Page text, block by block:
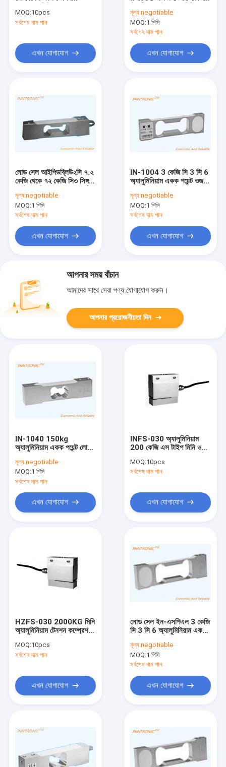
পণ্য
আমাদের সম্পর্কে
সেন্সর জন্য ঢালাই মেশিন 5-
10V
MOQ:10pcs
সর্বশেষ দাম পান
এখন যোগাযোগ
ওয়েট ফোর্স সেন্সর 2mv/v C3
C6 কাউন্টিং স্কেলের জন্য
IP67
মূল্য:negotiable
MOQ:1 পিসি
সর্বশেষ দাম পান
এখন যোগাযোগ
লোড সেল আইপিডব্লিউ২সি ৭.২
কেজি থেকে ৭২ কেজি সি৩ সিঙ্গল
সেন্সর অ্যালুমিনিয়াম ওজন সেন্সর
স্ট্যাটিক ওয়েজিং 2mv/v
মূল্য:negotiable
MOQ:1 পিসি
সর্বশেষ দাম পান
এখন যোগাযোগ
IN-1004 3 কেজি সি 3 সি 6
অ্যালুমিনিয়াম একক পয়েন্ট ওজন
আইপি 66 জুয়েলারী স্কেল জন্য
আইপি 66
মূল্য:negotiable
MOQ:1 পিসি
সর্বশেষ দাম পান
এখন যোগাযোগ
আপনার সময় বাঁচান
আমাদের সাথে সেরা পণ্য যোগাযোগ করুন।
আপনার প্রয়োজনীয়তা দিন
IN-1040 150kg
অ্যালুমিনিয়াম একক পয়েন্ট লোড
প্ল্যাটফর্ম স্কেল জন্য 2.0mV /
V
মূল্য:negotiable
MOQ:1 পিসি
সর্বশেষ দাম পান
এখন যোগাযোগ
INFS-030 অ্যালুমিনিয়াম
200 কেজি এস টাইপ মিনি ওজন
/ ভি টেনশন কম্প্রেশন ওজন
শক্তি সেন্সর হপার স্কেল জন্য
MOQ:10pcs
সর্বশেষ দাম পান
এখন যোগাযোগ
HZFS-030 2000KG মিনি
অ্যালুমিনিয়াম টেনশন কম্প্রেশন
টাইপ 5-10V হপার স্কেল জন্য
MOQ:10pcs
সর্বশেষ দাম পান
এখন যোগাযোগ
লোড সেল ইন-এসপিএল 3 কেজি
সি 3 সি 6 অ্যালুমিনিয়াম একক
2mv/V আইপি 65
ইলেকট্রনিক ভারসাম্য জন্য
2mv/v
মূল্য:negotiable
MOQ:1 পিসি
সর্বশেষ দাম পান
এখন যোগাযোগ